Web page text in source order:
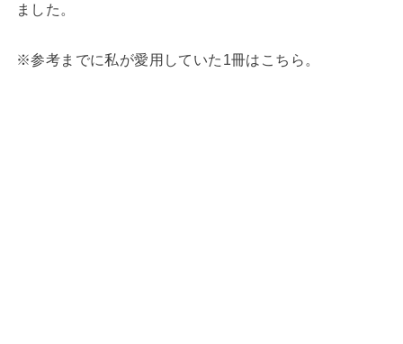
ました。
※参考までに私が愛用していた1冊はこちら。